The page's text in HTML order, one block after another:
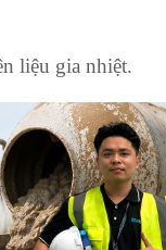
liệu gia nhiệt.